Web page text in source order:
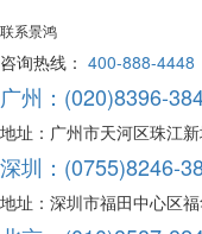
联系景鸿
咨询热线： 400-888-4448
广州：(020)8396-
地址：广州市天河区珠江
深圳：(0755)8246-
地址：深圳市福田中心区